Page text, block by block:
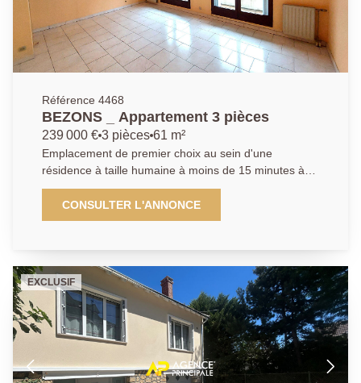
permettant donc d'aménager et de personnaliser
selon vos goûts deux espaces extérieurs différents et
de profiter d'un week-end ensoleillé en famille après
le gâteau : un box en sous-sol sécurisé vous
permettant de stationner votre véhicule en toute
sécurité et vous offrant en complément un espace de
stockage non négligeable. Produit Rare avec ses
agréables espaces extérieurs et l'avantage non
! Pour de plus amples informations contactez l'Agence
Référence 4468
BEZONS _ Appartement 3 pièces
239 000 € 3 pièces 61 m²
Emplacement de premier choix au sein d'une
résidence à taille humaine à moins de 15 minutes à
peine à pieds du Tram T2 reliant la Défense et tout
Paris, l'Agence Principale de Bezons a le plaisir de
vous présenter ce bel appartement 3 pièces 2
cuisine aménagée et équipée de plus de 11m2 ainsi
qu'un espace de vie lumineux proposant de beaux
volumes et un accès direct sur un beau balcon de
quasi 10m2. Vous découvrirez ensuite un couloir
desservant une salle d'eau, un WC ainsi que deux
chambres. Cerise sur le gâteau : un box avec porte
automatique en sous-sol vous permettant de
CONSULTER L'ANNONCE
EXCLUSIF